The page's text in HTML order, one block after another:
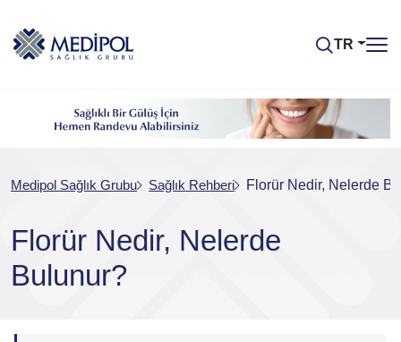
TR
Medipol Sağlık Grubu Sağlık Rehberi Florür Nedir, Nelerde
Florür Nedir, Nelerde
Bulunur?